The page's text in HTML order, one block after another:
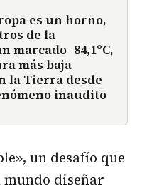
es un horno,
de la
marcado -84,1ºC,
más baja
la Tierra desde
inaudito
un desafío que
mundo diseñar